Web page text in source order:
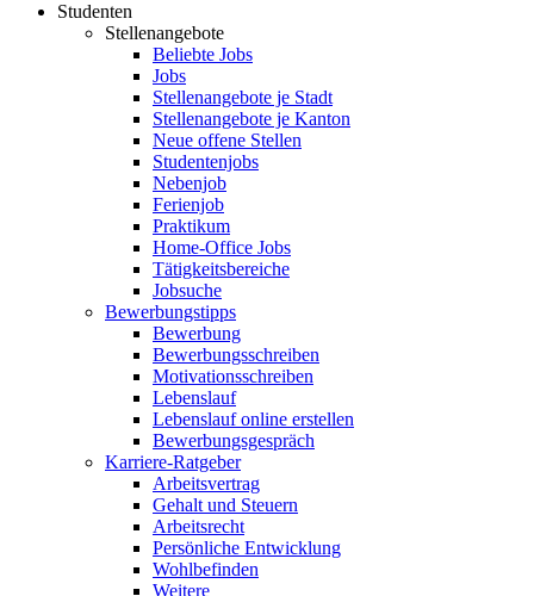
Studenten
Stellenangebote
Beliebte Jobs
Jobs
Stellenangebote je Stadt
Stellenangebote je Kanton
Neue offene Stellen
Studentenjobs
Nebenjob
Ferienjob
Praktikum
Home-Office Jobs
Tätigkeitsbereiche
Jobsuche
Bewerbungstipps
Bewerbung
Bewerbungsschreiben
Motivationsschreiben
Lebenslauf
Lebenslauf online erstellen
Bewerbungsgespräch
Karriere-Ratgeber
Arbeitsvertrag
Gehalt und Steuern
Arbeitsrecht
Persönliche Entwicklung
Wohlbefinden
Weitere